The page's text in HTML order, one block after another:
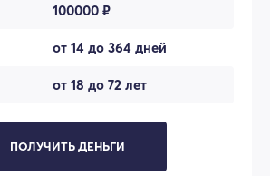
100000 ₽
от 14 до 364 дней
от 18 до 72 лет
ПОЛУЧИТЬ ДЕНЬГИ